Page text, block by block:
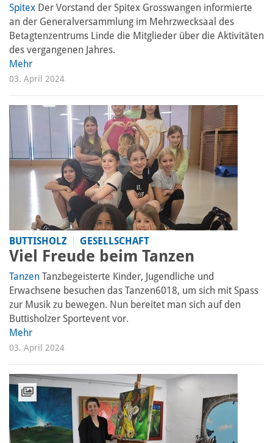
Spitex Der Vorstand der Spitex Grosswangen informierte
an der Generalversammlung im Mehrzwecksaal des
Betagtenzentrums Linde die Mitglieder über die Aktivitäten
des vergangenen Jahres.
Mehr
03. April 2024
BUTTISHOLZ GESELLSCHAFT
Viel Freude beim Tanzen
Tanzen Tanzbegeisterte Kinder, Jugendliche und
Erwachsene besuchen das Tanzen6018, um sich mit Spass
zur Musik zu bewegen. Nun bereitet man sich auf den
Buttisholzer Sportevent vor.
Mehr
03. April 2024